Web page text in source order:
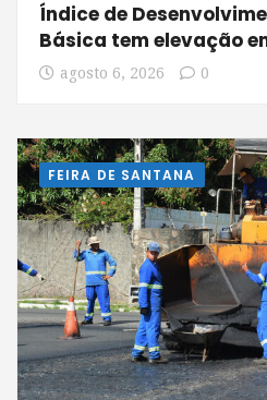
Índice de
Básica tem elevação
agosto 6, 2026 0
FEIRA DE SANTANA